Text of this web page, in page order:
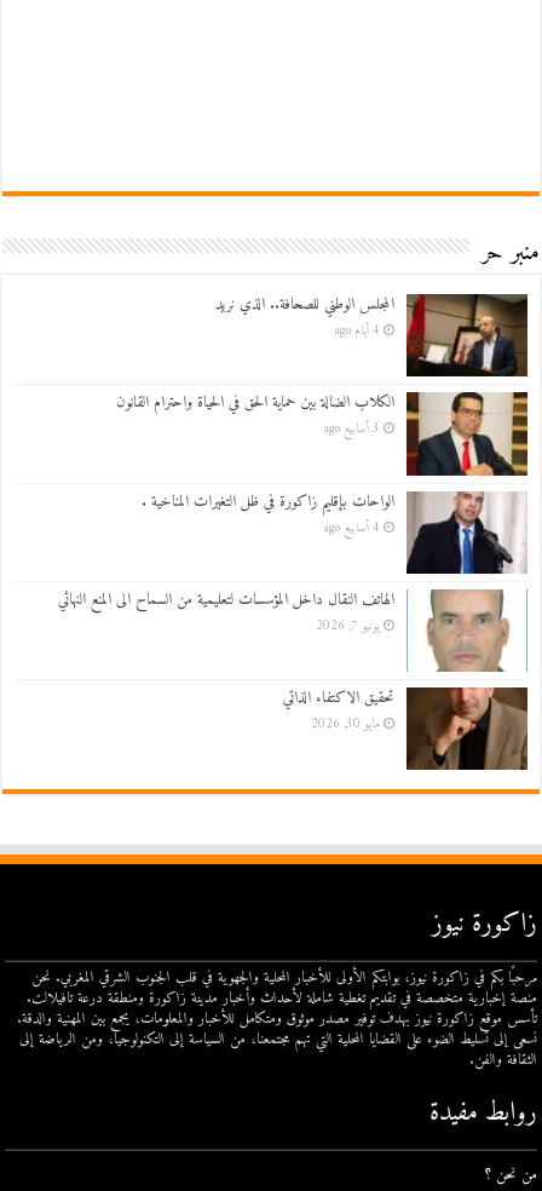
منبر حر
المجلس الوطني للصحافة.. الذي نريد
4 أيام ago
الكلاب الضالة بين حماية الحق في الحياة واحترام القانون
3 أسابيع ago
الواحات بإقليم زاكورة في ظل التغيرات المناخية .
4 أسابيع ago
الهاتف النقال داخل المؤسسات لتعليمية من السماح الى المنع النهائي
يونيو 7, 2026
تحقيق الاكتفاء الذاتي
مايو 30, 2026
زاكورة نيوز
مرحبًا بكم في زاكورة نيوز، بوابتكم الأولى للأخبار المحلية والجهوية في قلب الجنوب الشرقي المغربي. نحن
منصة إخبارية متخصصة في تقديم تغطية شاملة لأحداث وأخبار مدينة زاكورة ومنطقة درعة تافيلالت.
تأسس موقع زاكورة نيوز بهدف توفير مصدر موثوق ومتكامل للأخبار والمعلومات، يجمع بين المهنية والدقة.
نسعى إلى تسليط الضوء على القضايا المحلية التي تهم مجتمعنا، من السياسة إلى التكنولوجيا، ومن الرياضة إلى
الثقافة والفن.
روابط مفيدة
من نحن ؟